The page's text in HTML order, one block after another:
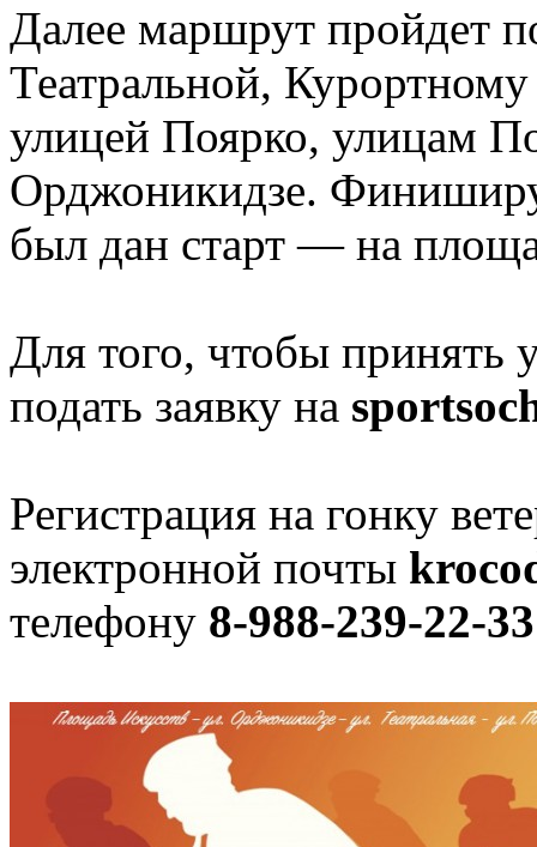
Далее маршрут пройдет
Театральной,
улицей Поярко, улицам
Орджоникидзе.
был дан старт — на
Для того, чтобы принять
подать заявку на
Регистрация на гонку
электронной почты
телефону 8-988-239-22-33